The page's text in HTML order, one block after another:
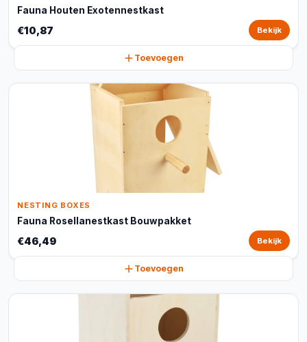
Fauna Houten Exotennestkast
€10,87 Bekijk
Toevoegen
NESTING BOXES
Fauna Rosellanestkast Bouwpakket
€46,49 Bekijk
Toevoegen